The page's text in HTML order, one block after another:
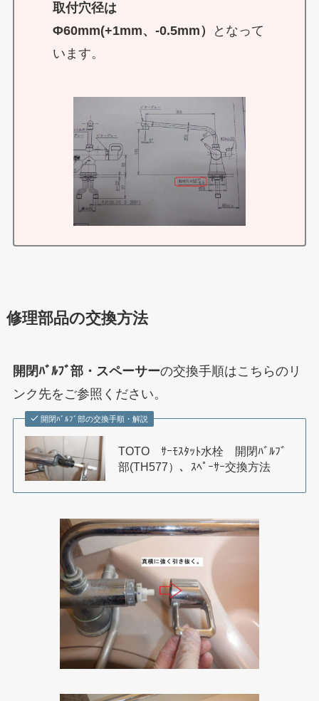
取付穴径は
Φ60mm(+1mm、-0.5mm）
となって
います。
修理部品の交換方法
開閉ﾊﾞﾙﾌﾞ部・スペーサーの交換手順はこちらのリ
ンク先をご参照ください。
開閉ﾊﾞﾙﾌﾞ部の交換手順・解説
TOTO ｻｰﾓｽﾀｯﾄ水栓 開閉ﾊﾞﾙﾌﾞ
部(TH577）、ｽﾍﾟｰｻｰ交換方法